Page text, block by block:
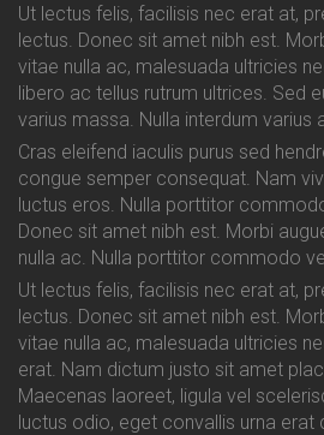
Ut lectus felis, facilisis nec erat at,
lectus. Donec sit amet nibh est.
vitae nulla ac, malesuada ultricies
libero ac tellus rutrum ultrices. Sed
varius massa. Nulla interdum varius
Cras eleifend iaculis purus sed
congue semper consequat. Nam
luctus eros. Nulla porttitor
Donec sit amet nibh est. Morbi
nulla ac. Nulla porttitor commodo
Ut lectus felis, facilisis nec erat at,
lectus. Donec sit amet nibh est.
vitae nulla ac, malesuada ultricies
erat. Nam dictum justo sit amet
Maecenas laoreet, ligula vel
luctus odio, eget convallis urna erat